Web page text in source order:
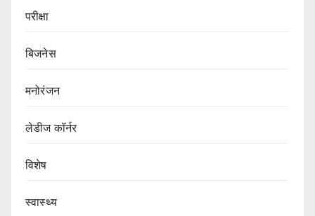
परीक्षा
बिजनेस
मनोरंजन
लेडीज कॉर्नर
विशेष
स्वास्थ्य